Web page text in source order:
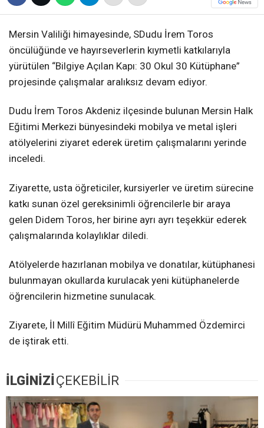
Mersin Valiliği himayesinde, SDudu İrem Toros
öncülüğünde ve hayırseverlerin kıymetli katkılarıyla
yürütülen “Bilgiye Açılan Kapı: 30 Okul 30 Kütüphane”
projesinde çalışmalar aralıksız devam ediyor.
Dudu İrem Toros Akdeniz ilçesinde bulunan Mersin Halk
Eğitimi Merkezi bünyesindeki mobilya ve metal işleri
atölyelerini ziyaret ederek üretim çalışmalarını yerinde
inceledi.
Ziyarette, usta öğreticiler, kursiyerler ve üretim sürecine
katkı sunan özel gereksinimli öğrencilerle bir araya
gelen Didem Toros, her birine ayrı ayrı teşekkür ederek
çalışmalarında kolaylıklar diledi.
Atölyelerde hazırlanan mobilya ve donatılar, kütüphanesi
bulunmayan okullarda kurulacak yeni kütüphanelerde
öğrencilerin hizmetine sunulacak.
Ziyarete, İl Millî Eğitim Müdürü Muhammed Özdemirci
de iştirak etti.
İLGİNİZİÇEKEBİLİR